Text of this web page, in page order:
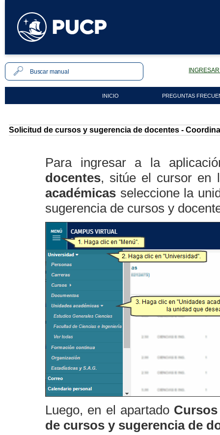
INICIO PREGUNTAS
Solicitud de cursos y sugerencia de docentes -
Para ingresar a la
docentes, sitúe el cursor en
académicas seleccione la
sugerencia de cursos y
Luego, en el apartado
de cursos y sugerencia de